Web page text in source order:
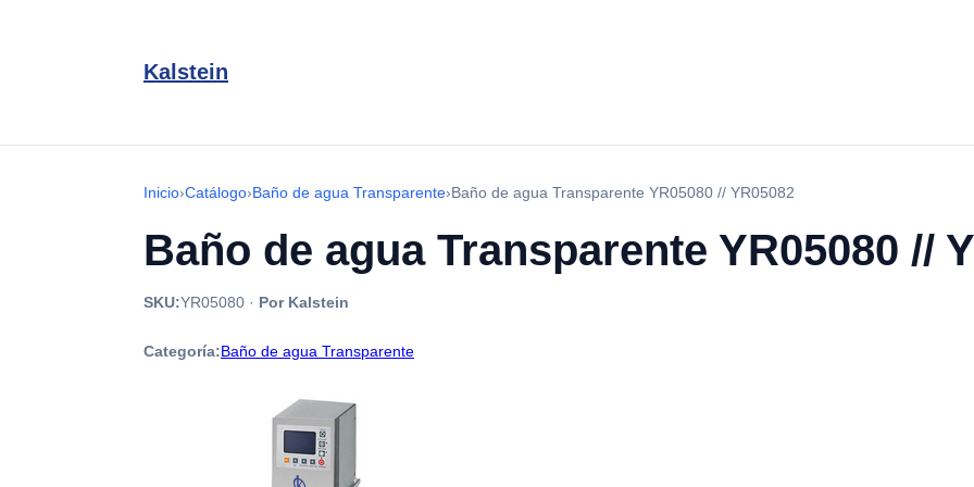
Kalstein
Inicio›Catálogo›Baño de agua Transparente›Baño de agua Transparente YR05080 // YR05082
Baño de agua Transparente YR05080 //
SKU:YR05080 · Por Kalstein
Categoría:Baño de agua Transparente